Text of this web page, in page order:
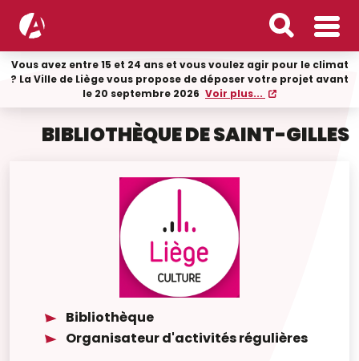
Vous avez entre 15 et 24 ans et vous voulez agir pour le climat
? La Ville de Liège vous propose de déposer votre projet avant
le 20 septembre 2026 Voir plus...
BIBLIOTHÈQUE DE SAINT-GILLES
Bibliothèque
Organisateur d'activités régulières